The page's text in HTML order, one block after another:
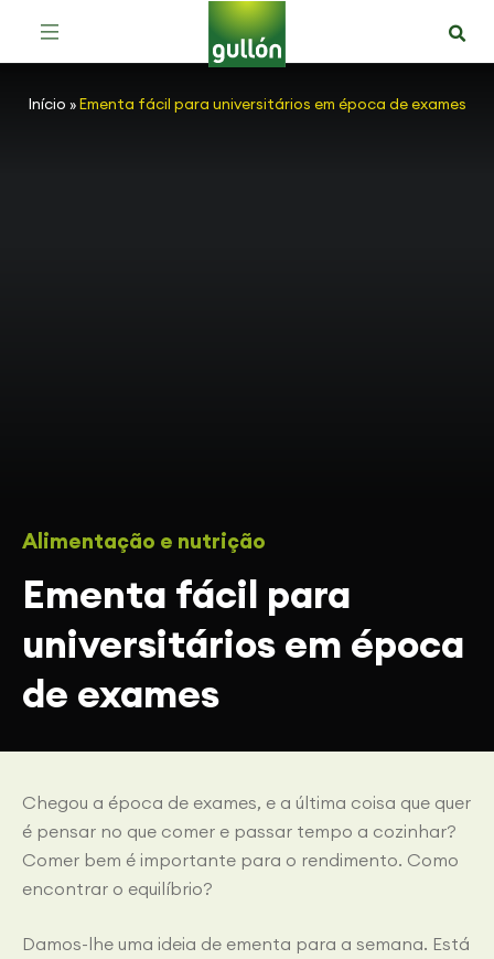
Início »Ementa fácil para universitários em época de exames
Alimentação e nutrição
Ementa fácil para
universitários em época
de exames
Chegou a época de exames, e a última coisa que quer
é pensar no que comer e passar tempo a cozinhar?
Comer bem é importante para o rendimento. Como
encontrar o equilíbrio?
Damos-lhe uma ideia de ementa para a semana. Está